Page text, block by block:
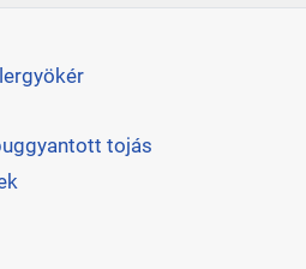
tojás